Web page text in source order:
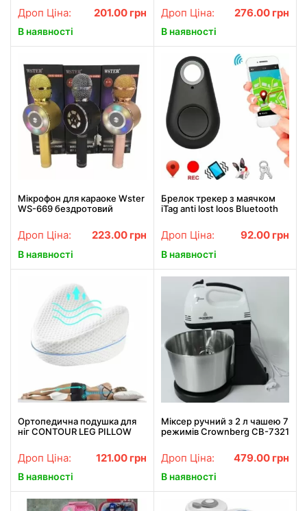
Дроп Ціна: 201.00 грн
В наявності
Дроп Ціна: 276.00 грн
В наявності
Мікрофон для караоке Wster
WS-669 бездротовий
динаміком (USB, microSD,
AUX, Bluetooth)
Дроп Ціна: 223.00 грн
В наявності
Брелок трекер з маячком
iTag anti lost loos Bluetooth
Дроп Ціна: 92.00 грн
В наявності
Ортопедична подушка для
ніг CONTOUR LEG PILLOW
Дроп Ціна: 121.00 грн
В наявності
Міксер ручний з 2 л чашею 7
режимів Crownberg CB-7321
Дроп Ціна: 479.00 грн
В наявності